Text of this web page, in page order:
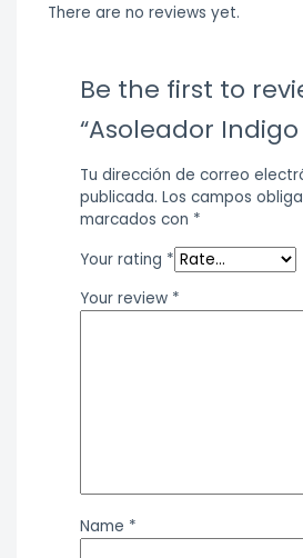
There are no reviews yet.
Be the first to
“Asoleador Indigo
Tu dirección de correo
publicada. Los campos
marcados con *
Your rating *
Your review *
Name *